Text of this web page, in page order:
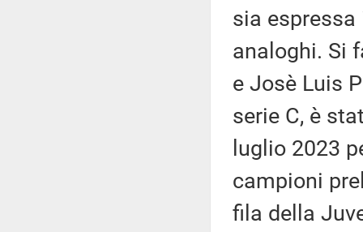
sia
analoghi. Si
e Josè Luis
serie C, è
luglio 2023
campioni
fila della